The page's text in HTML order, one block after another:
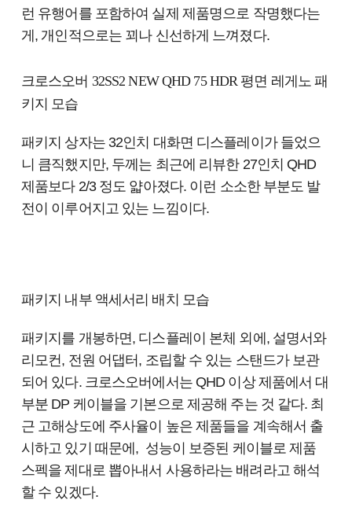
런 유행어를 포함하여 실제 제품명으로 작명했다는
게, 개인적으로는 꾀나 신선하게 느껴졌다.
크로스오버 32SS2 NEW QHD 75 HDR 평면 레게노 패
키지 모습
패키지 상자는 32인치 대화면 디스플레이가 들었으
니 큼직했지만, 두께는 최근에 리뷰한 27인치 QHD
제품보다 2/3 정도 얇아졌다. 이런 소소한 부분도 발
전이 이루어지고 있는 느낌이다.
패키지 내부 액세서리 배치 모습
패키지를 개봉하면, 디스플레이 본체 외에, 설명서와
리모컨, 전원 어댑터, 조립할 수 있는 스탠드가 보관
되어 있다. 크로스오버에서는 QHD 이상 제품에서 대
부분 DP 케이블을 기본으로 제공해 주는 것 같다. 최
근 고해상도에 주사율이 높은 제품들을 계속해서 출
시하고 있기 때문에, 성능이 보증된 케이블로제품
스펙을 제대로 뽑아내서 사용하라는 배려라고 해석
할 수 있겠다.